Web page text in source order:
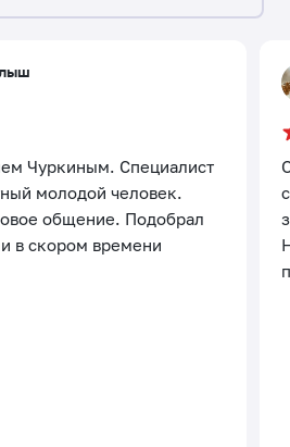
Чуркиным. Специалист
молодой человек.
общение. Подобрал
в скором времени